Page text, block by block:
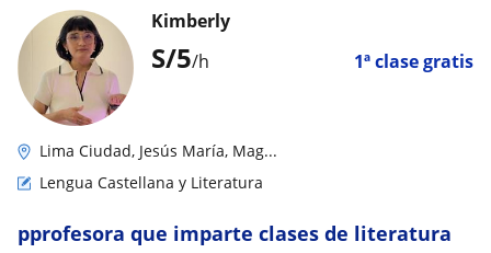
S/5/h 1ª clase gratis
Kimberly
Lima Ciudad, Jesús María, Mag...
Lengua Castellana y Literatura
pprofesora que imparte clases de literatura